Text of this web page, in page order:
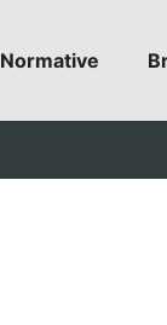
Normative